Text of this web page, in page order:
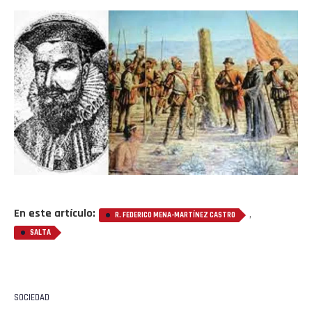
En este artículo: R. FEDERICO MENA-MARTÍNEZ CASTRO ,
SALTA
SOCIEDAD